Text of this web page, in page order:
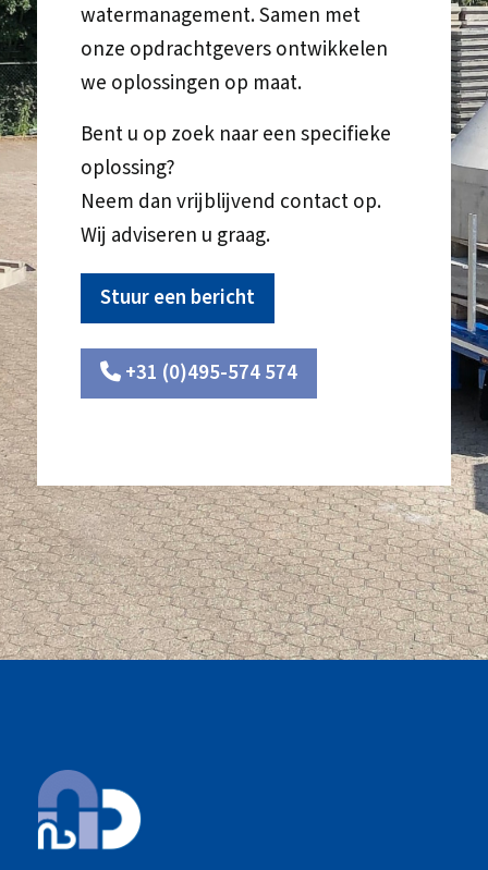
watermanagement. Samen met
onze opdrachtgevers ontwikkelen
we oplossingen op maat.
Bent u op zoek naar een specifieke
oplossing?
Neem dan vrijblijvend contact op.
Wij adviseren u graag.
Stuur een bericht
+31 (0)495-574 574